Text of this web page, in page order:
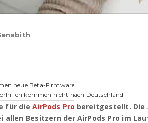
neue Beta-Firmware
kommen nicht nach Deutschland
für dieAirPods Pro bereitgestellt. Die
allen Besitzern der AirPods Pro im